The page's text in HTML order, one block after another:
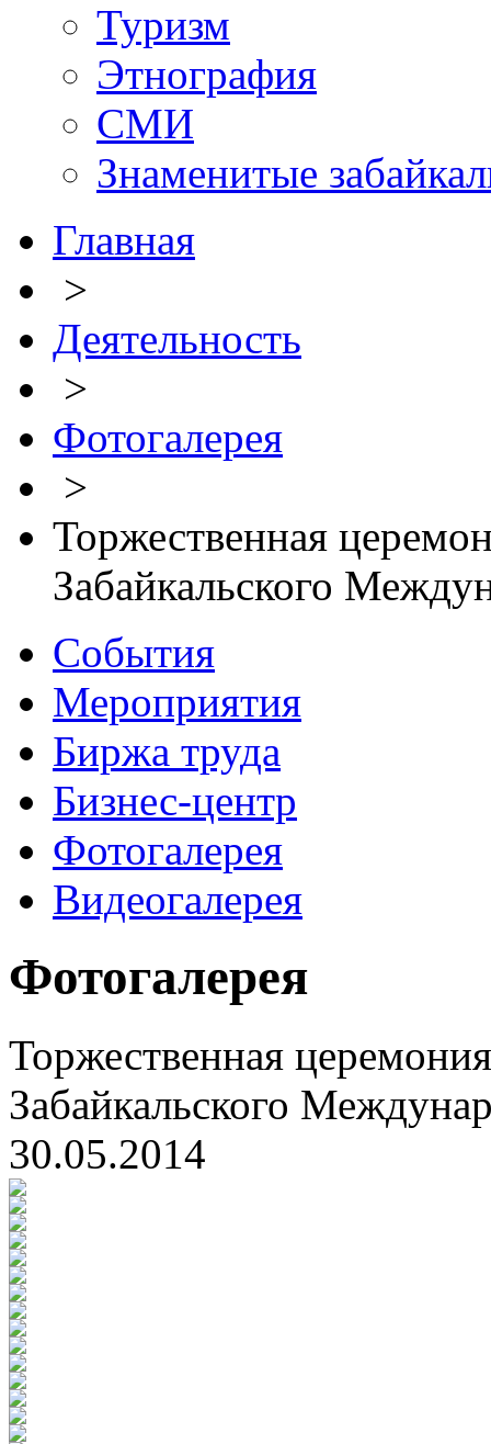
Туризм
Этнография
СМИ
Знаменитые
Главная
>
Деятельность
>
Фотогалерея
>
Торжественная
Забайкальского
События
Мероприятия
Биржа труда
Бизнес-центр
Фотогалерея
Видеогалерея
Фотогалерея
Торжественная
Забайкальского
30.05.2014